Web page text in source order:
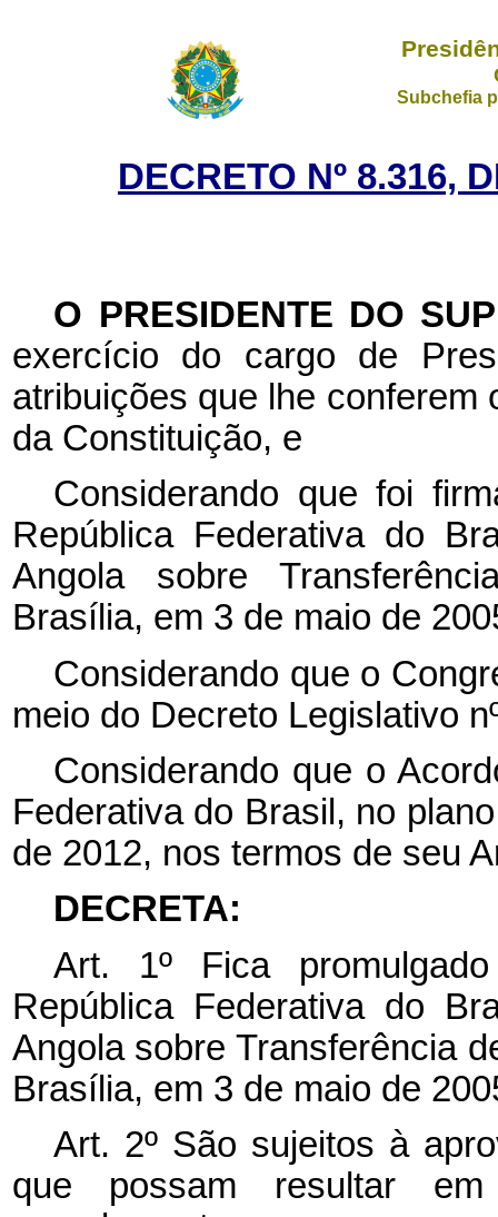
Subchefia
DECRETO Nº 8.316,
O PRESIDENTE DO
exercício do cargo de
atribuições que lhe
da Constituição, e
Considerando que foi
República Federativa do
Angola sobre
Brasília, em 3 de maio de
Considerando que o
meio do Decreto Legislativo
Considerando que o
Federativa do Brasil, no
de 2012, nos termos de seu
DECRETA:
Art. 1º Fica
República Federativa do
Angola sobre Transferência
Brasília, em 3 de maio de
Art. 2º São sujeitos à
que possam resultar